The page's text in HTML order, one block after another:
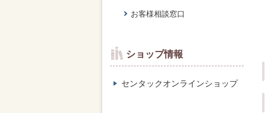
お客様相談窓口
ショップ情報
センタックオンラインショップ